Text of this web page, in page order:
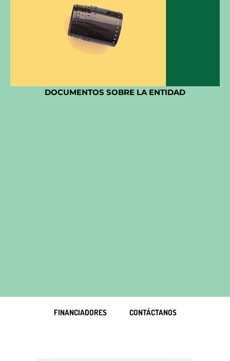
DOCUMENTOS SOBRE LA ENTIDAD
FINANCIADORES CONTÁCTANOS